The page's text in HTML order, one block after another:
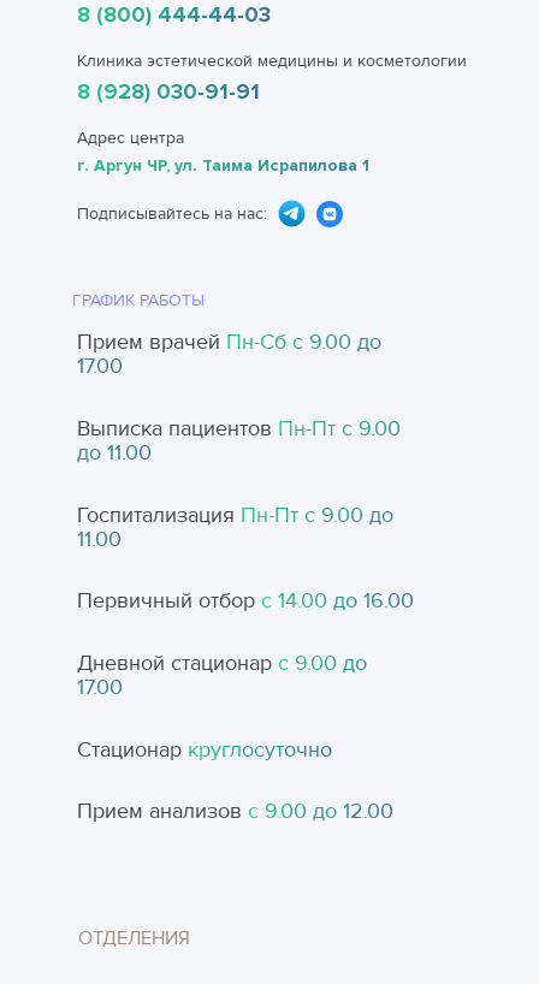
8 (800) 444-44-03
Клиника эстетической медицины и косметологии
8 (928) 030-91-91
Адрес центра
г. Аргун ЧР, ул. Таима Исрапилова 1
Подписывайтесь на нас:
ГРАФИК РАБОТЫ
Прием врачей Пн-Cб с 9.00 до
17.00
Выписка пациентов Пн-Пт с 9.00
до 11.00
Госпитализация Пн-Пт с 9.00 до
11.00
Первичный отбор с 14.00 до 16.00
Дневной стационар с 9.00 до
17.00
Стационар круглосуточно
Прием анализов с 9.00 до 12.00
ОТДЕЛЕНИЯ